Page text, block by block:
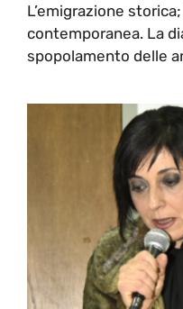
L’emigrazione
contemporanea. La
spopolamento delle